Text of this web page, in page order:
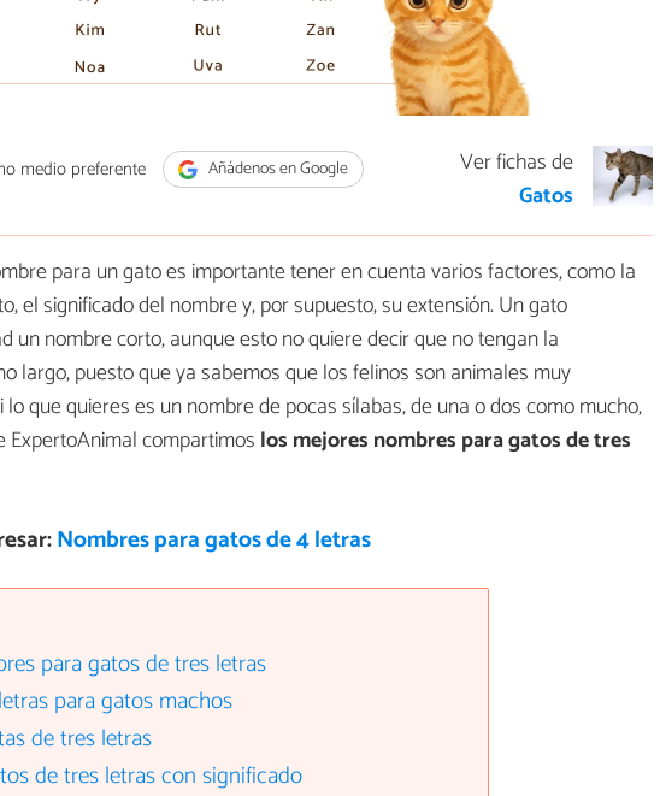
medio preferente Añádenos en Google
Ver fichas de
Gatos
para un gato es importante tener en cuenta varios factores, como la
el significado del nombre y, por supuesto, su extensión. Un gato
un nombre corto, aunque esto no quiere decir que no tengan la
largo, puesto que ya sabemos que los felinos son animales muy
que quieres es un nombre de pocas sílabas, de una o dos como mucho,
compartimos los mejores nombres para gatos de tres
Nombres para gatos de 4 letras
para gatos de tres letras
para gatos machos
de tres letras
de tres letras con significado